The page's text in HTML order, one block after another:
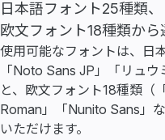
日本語フォント25種類、
欧文フォント18種類から
使用可能なフォントは、日
「Noto Sans JP」「リュウ
と、欧文フォント18種類（
Roman」「Nunito Sans」
いただけます。